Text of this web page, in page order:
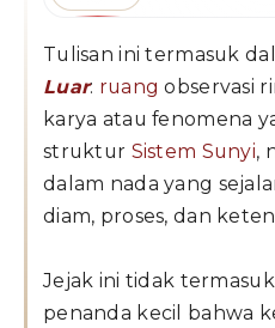
Tulisan ini termasuk
Luar: ruang observasi
karya atau fenomena
struktur Sistem Sunyi,
dalam nada yang
diam, proses, dan
Jejak ini tidak
penanda kecil bahwa